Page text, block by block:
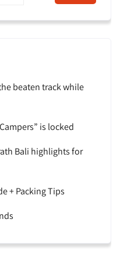
beaten track while
is locked
Bali highlights for
+ Packing Tips